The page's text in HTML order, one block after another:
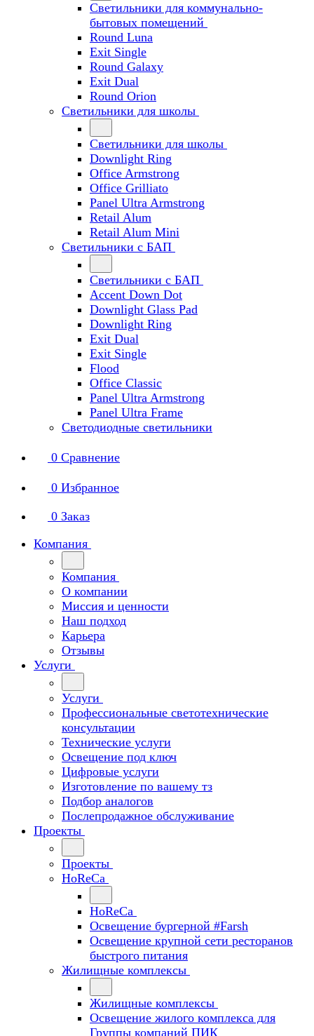
Светильники для коммунально-
бытовых помещений
Round Luna
Exit Single
Round Galaxy
Exit Dual
Round Orion
Светильники для школы
Светильники для школы
Downlight Ring
Office Armstrong
Office Grilliato
Panel Ultra Armstrong
Retail Alum
Retail Alum Mini
Светильники с БАП
Светильники с БАП
Accent Down Dot
Downlight Glass Pad
Downlight Ring
Exit Dual
Exit Single
Flood
Office Classic
Panel Ultra Armstrong
Panel Ultra Frame
Светодиодные светильники
0 Сравнение
0 Избранное
0 Заказ
Компания
Компания
О компании
Миссия и ценности
Наш подход
Карьера
Отзывы
Услуги
Услуги
Профессиональные светотехнические
консультации
Технические услуги
Освещение под ключ
Цифровые услуги
Изготовление по вашему тз
Подбор аналогов
Послепродажное обслуживание
Проекты
Проекты
HoReCa
HoReCa
Освещение бургерной #Farsh
Освещение крупной сети ресторанов
быстрого питания
Жилищные комплексы
Жилищные комплексы
Освещение жилого комплекса для
Группы компаний ПИК